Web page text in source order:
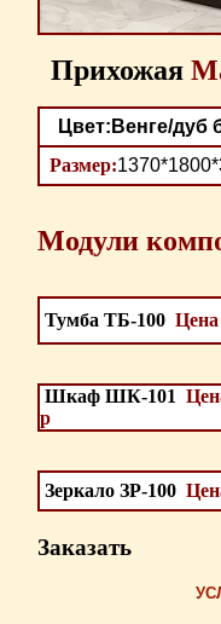
Прихожая
Цвет:Венге/дуб
Размер:
Модули
Тумба ТБ-100 Цена
Шкаф ШК-101
р
Зеркало ЗР-100
Заказать